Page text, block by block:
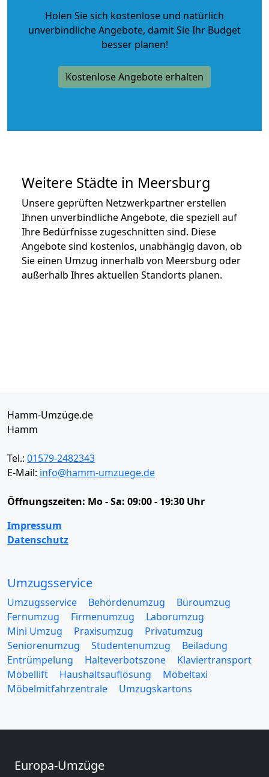
Holen Sie sich kostenlose und natürlich
unverbindliche Angebote, damit Sie Ihr Budget
besser planen!
Kostenlose Angebote erhalten
Weitere Städte in Meersburg
Unsere geprüften Netzwerkpartner erstellen
Ihnen unverbindliche Angebote, die speziell auf
Ihre Bedürfnisse zugeschnitten sind. Diese
Angebote sind kostenlos, unabhängig davon, ob
Sie einen Umzug innerhalb von Meersburg oder
außerhalb Ihres aktuellen Standorts planen.
Hamm-Umzüge.de
Hamm
Tel.: 01579-2482343
E-Mail: info@hamm-umzuege.de
Öffnungszeiten: Mo - Sa: 09:00 - 19:30 Uhr
Impressum
Datenschutz
Umzugsservice
Umzugsservice Behördenumzug
Büroumzug
Fernumzug
Firmenumzug
Laborumzug
Mini Umzug
Praxisumzug
Privatumzug
Seniorenumzug
Studentenumzug
Beiladung
Entrümpelung
Halteverbotszone
Klaviertransport
Möbellift
Haushaltsauflösung
Möbeltaxi
Möbelmitfahrzentrale
Umzugskartons
Europa-Umzüge